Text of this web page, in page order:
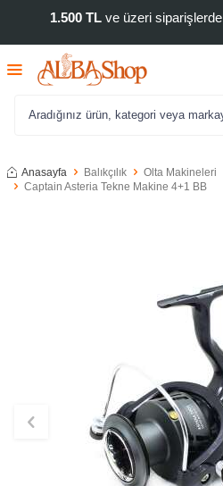
1.500 TLve üzeri siparişlerde
Anasayfa Balıkçılık Olta Makineleri
Captain Asteria Tekne Makine 4+1 BB